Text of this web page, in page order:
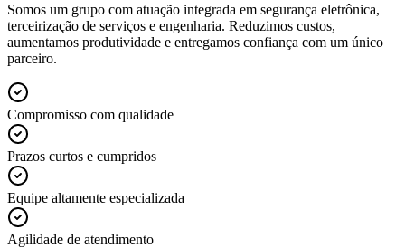
Somos um grupo com atuação integrada em segurança eletrônica,
terceirização de serviços e engenharia. Reduzimos custos,
aumentamos produtividade e entregamos confiança com um único
parceiro.
Compromisso com qualidade
Prazos curtos e cumpridos
Equipe altamente especializada
Agilidade de atendimento